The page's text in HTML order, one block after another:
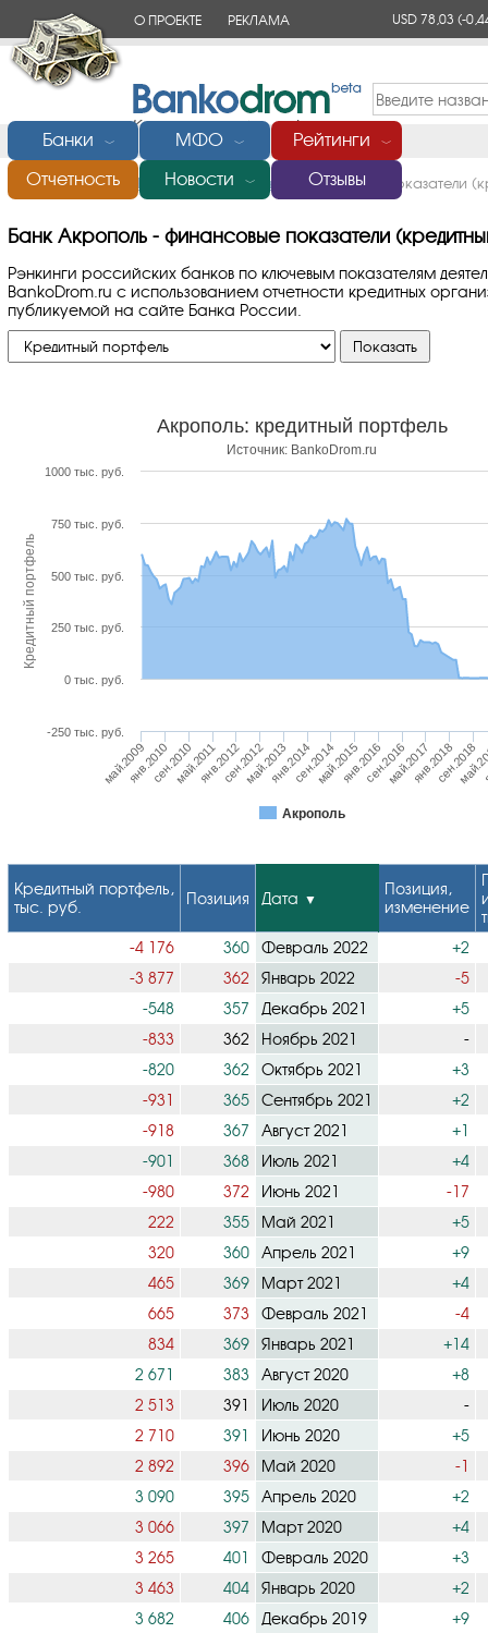
О ПРОЕКТЕ РЕКЛАМА USD 78,03(-
Банки ﹀ МФО ﹀ Рейтинги ﹀
Отчетность Новости ﹀ Отзывы
Главная/Банки России/Акрополь Финансовые показатели
Банк Акрополь - финансовые показатели
Рэнкинги российских банков по ключевым показателям
BankoDrom.ru с использованием отчетности кредитных
публикуемой на сайте Банка России.
Кредитный портфель
Акрополь: кредитный портфель
Источник: BankoDrom.ru
Акрополь
май.2009 май.2011 май.2013 май.2015 май.2017
янв.2010сен.2010янв.2012сен.2012янв.2014сен.2014янв.2016сен.2016янв.2018сен.2018
0 тыс. руб.
1000 тыс. руб.
-250 тыс. руб.
250 тыс. руб.
500 тыс. руб.
750 тыс. руб.
Кредитный портфель,
тыс. руб.
Позиция Дата
Позиция,
изменение
-4 176
360 Февраль 2022
+2
-3 877
362 Январь 2022
-5
-548
357 Декабрь 2021
+5
-833
362 Ноябрь 2021
-
-820
362 Октябрь 2021
+3
-931
365 Сентябрь 2021
+2
-918
367 Август 2021
+1
-901
368 Июль 2021
+4
-980
372 Июнь 2021
-17
222
355 Май 2021
+5
320
360 Апрель 2021
+9
465
369 Март 2021
+4
665
373 Февраль 2021
-4
834
369 Январь 2021
+14
2 671
383 Август 2020
+8
2 513
391 Июль 2020
-
2 710
391 Июнь 2020
+5
2 892
396 Май 2020
-1
3 090
395 Апрель 2020
+2
3 066
397 Март 2020
+4
3 265
401 Февраль 2020
+3
3 463
404 Январь 2020
+2
3 682
406 Декабрь 2019
+9